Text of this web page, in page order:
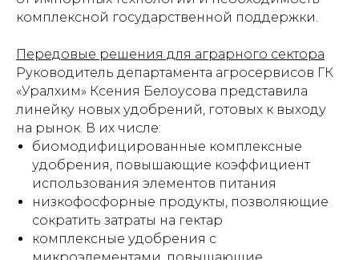
комплексной государственной поддержки.
Передовые решения для аграрного сектора
Руководитель департамента агросервисов ГК
«Уралхим» Ксения Белоусова представила
линейку новых удобрений, готовых к выходу
на рынок. В их числе:
биомодифицированные комплексные
удобрения, повышающие коэффициент
использования элементов питания
низкофосфорные продукты, позволяющие
сократить затраты на гектар
комплексные удобрения с
микроэлементами, повышающие